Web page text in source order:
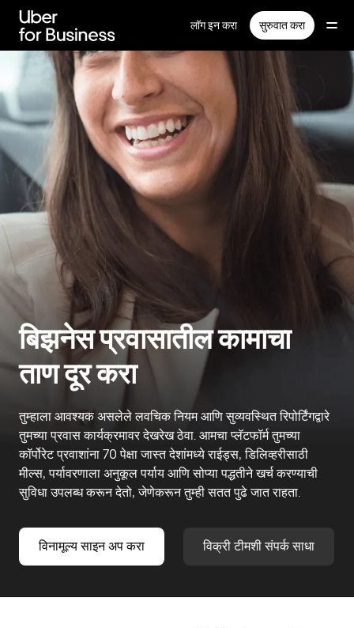
सामग्रीवर
लॉग इन करा सुरुवात करा
बिझनेस प्रवासातील कामाचा
ताण दूर करा
तुम्हाला आवश्यक असलेले लवचिक नियम आणि सुव्यवस्थित रिपोर्टिंगद्वारे
तुमच्या प्रवास कार्यक्रमावर देखरेख ठेवा. आमचा प्लॅटफॉर्म तुमच्या
कॉर्पोरेट प्रवाशांना 70 पेक्षा जास्त देशांमध्ये राईड्स, डिलिव्हरीसाठी
मील्स, पर्यावरणाला अनुकूल पर्याय आणि सोप्या पद्धतीने खर्च करण्याची
सुविधा उपलब्ध करून देतो, जेणेकरून तुम्ही सतत पुढे जात राहता.
विनामूल्य साइन अप करा विक्री टीमशी संपर्क साधा